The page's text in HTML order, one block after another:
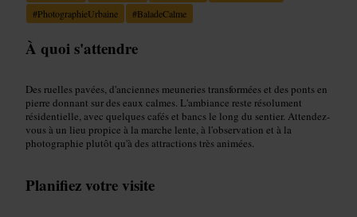
#PhotographieUrbaine #BaladeCalme
À quoi s'attendre
Des ruelles pavées, d'anciennes meuneries transformées et des ponts en
pierre donnant sur des eaux calmes. L'ambiance reste résolument
résidentielle, avec quelques cafés et bancs le long du sentier. Attendez-
vous à un lieu propice à la marche lente, à l'observation et à la
photographie plutôt qu'à des attractions très animées.
Planifiez votre visite